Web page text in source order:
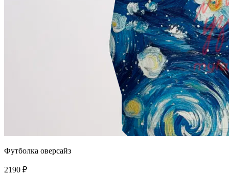
Футболка оверсайз
2190 ₽